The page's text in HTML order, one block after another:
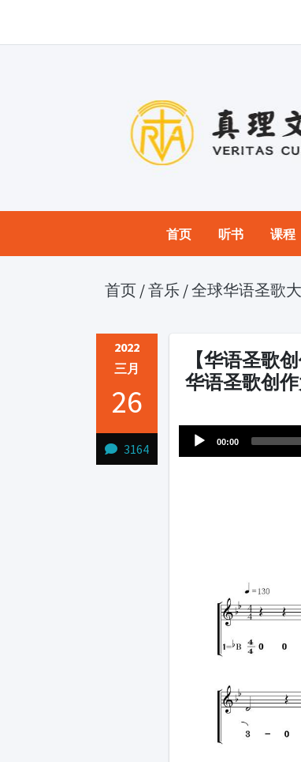
首页 听书 课程
首页 /音乐 /全球华语圣歌
2022
三月
26
3164
【华语圣歌
华语圣歌创
Player
00:00